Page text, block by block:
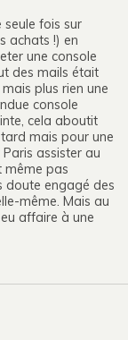
seule fois sur
achats !) en
une console
des mails était
plus rien une
console
cela aboutit
mais pour une
assister au
même pas
doute engagé des
même. Mais au
affaire à une